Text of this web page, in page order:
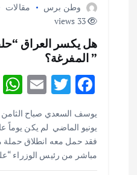
ت
وطن برس مقالات
33 views
هل يكسر العراق
” المفرغة؟
F
ac
e
b
o
T
it
te
r
E
m
ai
l
يوسف السعدي صباح
يونيو الماضي لم يكن يوماً
فقد حمل معه انطلاق حملة
مباشر من رئيس الوزراء